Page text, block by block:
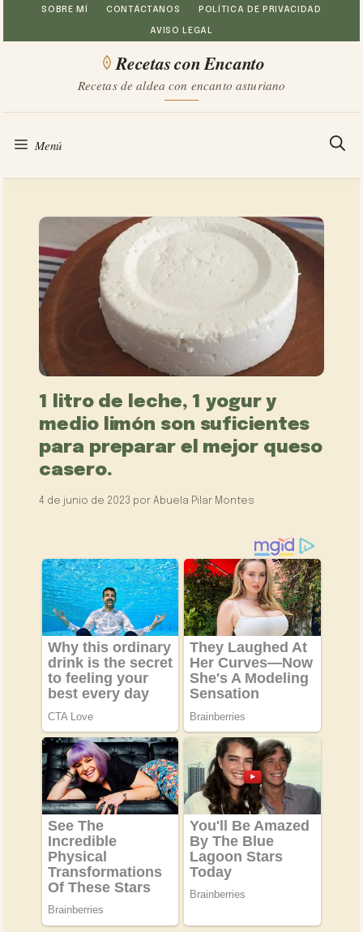
Saltar
al
SOBRE MÍ CONTÁCTANOS POLÍTICA DE PRIVACIDAD
AVISO LEGAL
Recetas con Encanto
Recetas de aldea con encanto asturiano
Menú
1 litro de leche, 1 yogur y
medio limón son suficientes
para preparar el mejor queso
casero.
4 de junio de 2023 porAbuela Pilar Montes